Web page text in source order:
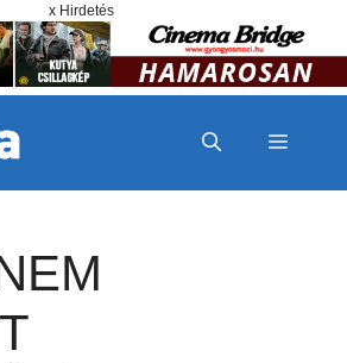
x Hirdetés
MENÜ